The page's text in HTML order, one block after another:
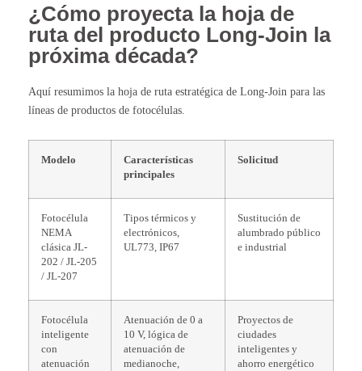
¿Cómo proyecta la hoja de
ruta del producto Long-Join la
próxima década?
Aquí resumimos la hoja de ruta estratégica de Long-Join para las
líneas de productos de fotocélulas.
Modelo
Características
principales
Solicitud
Fotocélula
NEMA
clásica JL-
202 / JL-205
/ JL-207
Tipos térmicos y
electrónicos,
UL773, IP67
Sustitución de
alumbrado público
e industrial
Fotocélula
inteligente
con
atenuación
Atenuación de 0 a
10 V, lógica de
atenuación de
medianoche,
Proyectos de
ciudades
inteligentes y
ahorro energético